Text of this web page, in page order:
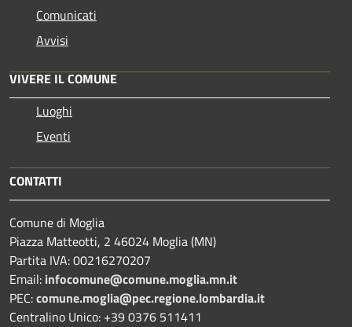
Comunicati
Avvisi
VIVERE IL COMUNE
Luoghi
Eventi
CONTATTI
Comune di Moglia
Piazza Matteotti, 2 46024 Moglia (MN)
Partita IVA: 00216270207
Email: infocomune@comune.moglia.mn.it
PEC:comune.moglia@pec.regione.lombardia.it
Centralino Unico: +39 0376 511411